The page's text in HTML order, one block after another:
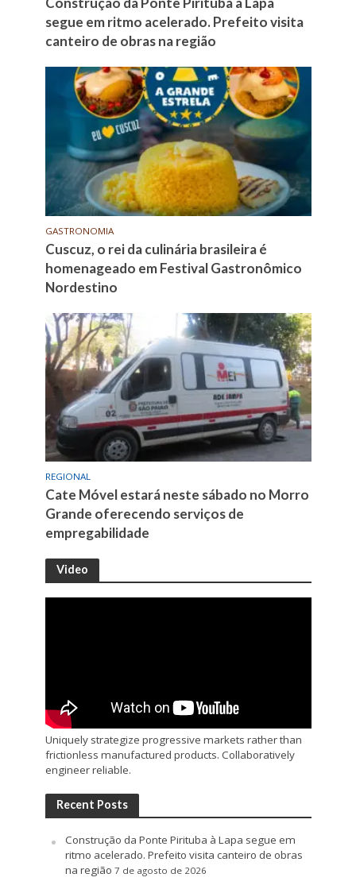
segue em ritmo acelerado. Prefeito visita
canteiro de obras na região
GASTRONOMIA
Cuscuz, o rei da culinária brasileira é
homenageado em Festival Gastronômico
Nordestino
REGIONAL
Cate Móvel estará neste sábado no Morro
Grande oferecendo serviços de
empregabilidade
Video
Uniquely strategize progressive markets rather than
frictionless manufactured products. Collaboratively
engineer reliable.
Recent Posts
Construção da Ponte Pirituba à Lapa segue em
ritmo acelerado. Prefeito visita canteiro de obras
na região 7 de agosto de 2026